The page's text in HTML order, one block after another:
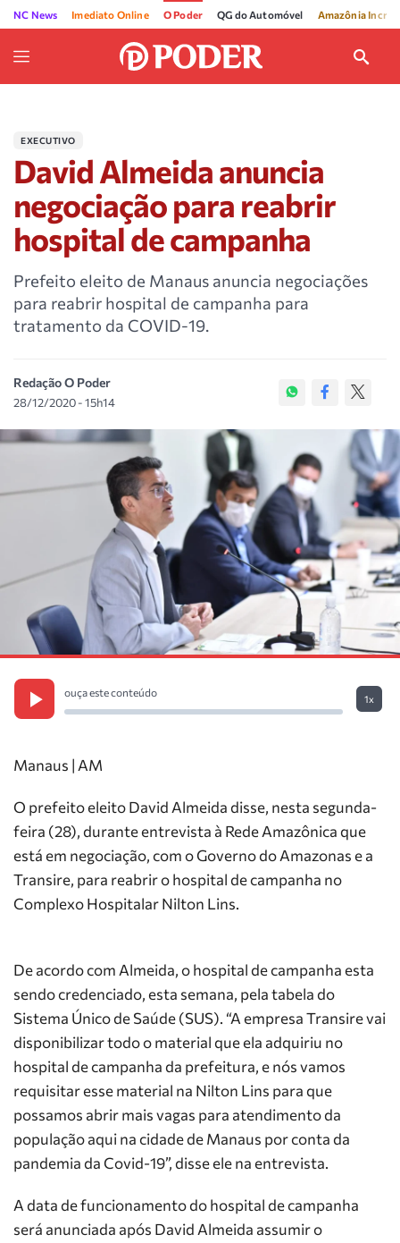
NC News Imediato Online O Poder QG do Automóvel Amazônia
EXECUTIVO
David Almeida anuncia
negociação para reabrir
hospital de campanha
Prefeito eleito de Manaus anuncia negociações
para reabrir hospital de campanha para
tratamento da COVID-19.
Redação O Poder
28/12/2020 - 15h14
ouça este conteúdo
1x
Manaus | AM
O prefeito eleito David Almeida disse, nesta segunda-
feira (28), durante entrevista à Rede Amazônica que
está em negociação, com o Governo do Amazonas e a
Transire, para reabrir o hospital de campanha no
Complexo Hospitalar Nilton Lins.
De acordo com Almeida, o hospital de campanha esta
sendo credenciado, esta semana, pela tabela do
Sistema Único de Saúde (SUS). “A empresa Transire vai
disponibilizar todo o material que ela adquiriu no
hospital de campanha da prefeitura, e nós vamos
requisitar esse material na Nilton Lins para que
possamos abrir mais vagas para atendimento da
população aqui na cidade de Manaus por conta da
pandemia da Covid-19”, disse ele na entrevista.
A data de funcionamento do hospital de campanha
será anunciada após David Almeida assumir o